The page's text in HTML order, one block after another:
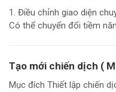
1. Điều chỉnh giao diện
Có thể chuyển đổi tiềm
Tạo mới chiến dịch (
Mục đích Thiết lập chiến